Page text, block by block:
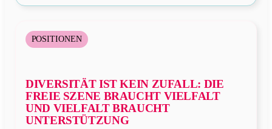
öffnen
POSITIONEN
DIVERSITÄT IST KEIN ZUFALL: DIE
FREIE SZENE BRAUCHT VIELFALT
UND VIELFALT BRAUCHT
UNTERSTÜTZUNG